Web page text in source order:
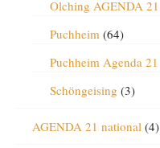
Olching AGENDA 21
Puchheim(64)
Puchheim Agenda 21
Schöngeising (3)
AGENDA 21 national(4)